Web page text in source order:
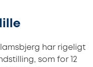
har rigeligt
som for 12